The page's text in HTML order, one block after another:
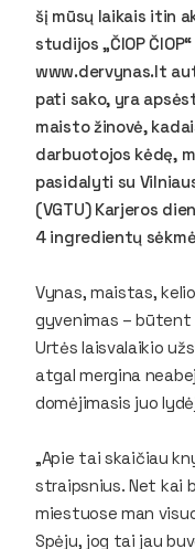
šį mūsų laikais itin
studijos „ČIOP
www.dervynas.lt
pati sako, yra
maisto žinovė,
darbuotojos kėdę,
pasidalyti su
(VGTU) Karjeros
4 ingredientų
Vynas, maistas,
gyvenimas –
Urtės laisvalaikio
atgal mergina
domėjimasis juo
„Apie tai skaičiau
straipsnius. Net kai
miestuose man
Spėju, jog tai jau